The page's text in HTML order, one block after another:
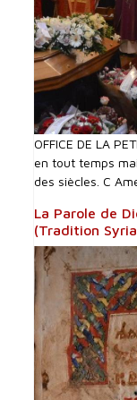
OFFICE DE LA
en tout temps
des siècles. C
La Parole de
(Tradition